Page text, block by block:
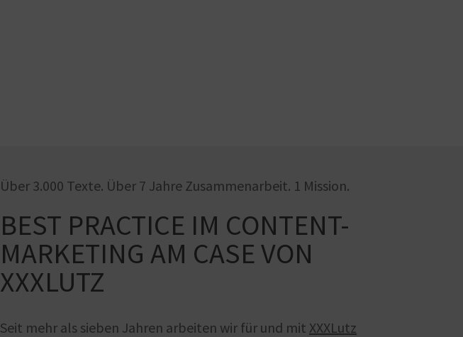
Über 3.000 Texte. Über 7 Jahre Zusammenarbeit. 1 Mission.
BEST PRACTICE IM CONTENT-
MARKETING AM CASE VON
XXXLUTZ
Seit mehr als sieben Jahren arbeiten wir für und mit XXXLutz